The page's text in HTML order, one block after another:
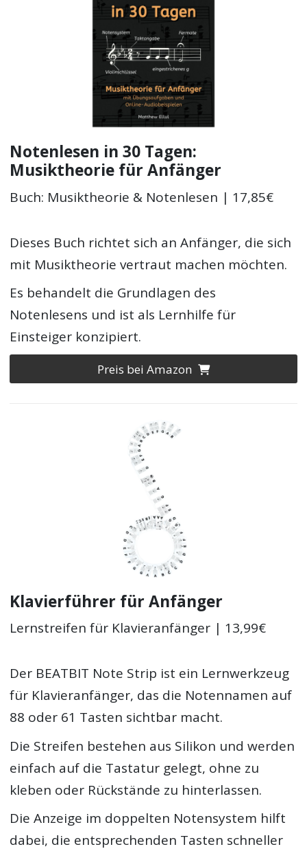
Notenlesen in 30 Tagen:
Musiktheorie für Anfänger
Buch: Musiktheorie & Notenlesen | 17,85€
Dieses Buch richtet sich an Anfänger, die sich
mit Musiktheorie vertraut machen möchten.
Es behandelt die Grundlagen des
Notenlesens und ist als Lernhilfe für
Einsteiger konzipiert.
Preis bei Amazon
Klavierführer für Anfänger
Lernstreifen für Klavieranfänger | 13,99€
Der BEATBIT Note Strip ist ein Lernwerkzeug
für Klavieranfänger, das die Notennamen auf
88 oder 61 Tasten sichtbar macht.
Die Streifen bestehen aus Silikon und werden
einfach auf die Tastatur gelegt, ohne zu
kleben oder Rückstände zu hinterlassen.
Die Anzeige im doppelten Notensystem hilft
dabei, die entsprechenden Tasten schneller